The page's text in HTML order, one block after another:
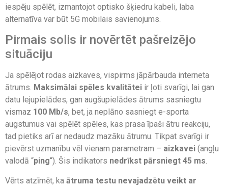
iespēju spēlēt, izmantojot optisko šķiedru kabeli, laba
alternatīva var būt 5G mobilais savienojums.
Pirmais solis ir novērtēt pašreizējo
situāciju
Ja spēlējot rodas aizkaves, vispirms jāpārbauda interneta
ātrums. Maksimālai spēles kvalitātei ir ļoti svarīgi, lai gan
datu lejupielādes, gan augšupielādes ātrums sasniegtu
vismaz 100 Mb/s, bet, ja neplāno sasniegt e-sporta
augstumus vai spēlēt spēles, kas prasa īpaši ātru reakciju,
tad pietiks arī ar nedaudz mazāku ātrumu. Tikpat svarīgi ir
pievērst uzmanību vēl vienam parametram – aizkavei (angļu
valodā “ping“). Šis indikators nedrīkst pārsniegt 45 ms.
Vērts atzīmēt, ka ātruma testu nevajadzētu veikt ar